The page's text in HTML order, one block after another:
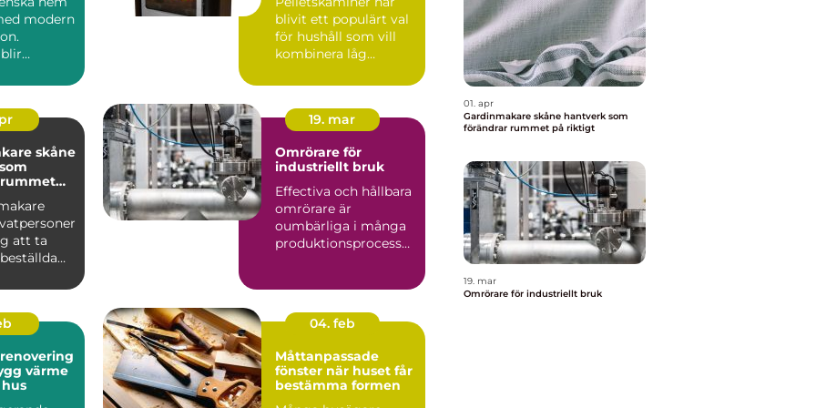
modern
s...
blivit ett populärt val
för hushåll som vill
kombinera låg
d me...
skåne
att ta
19. mar
Omrörare för
industriellt bruk
Effectiva och hållbara
omrörare är
oumbärliga i många
produktionsprocesse..
04. feb
Måttanpassade
fönster när huset får
bestämma formen
01. apr
Gardinmakare skåne hantverk som
förändrar rummet på riktigt
19. mar
Omrörare för industriellt bruk